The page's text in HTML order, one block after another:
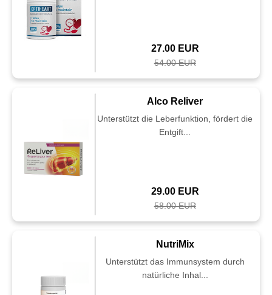
27.00 EUR
54.00 EUR
Alco Reliver
Unterstützt die Leberfunktion, fördert die
Entgift...
29.00 EUR
58.00 EUR
NutriMix
Unterstützt das Immunsystem durch
natürliche Inhal...